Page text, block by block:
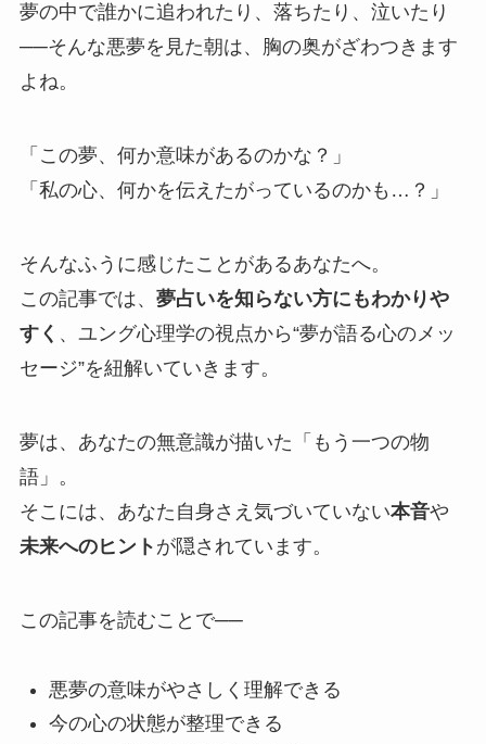
夢の中で誰かに追われたり、落ちたり、泣いたり
──そんな悪夢を見た朝は、胸の奥がざわつきます
よね。
「この夢、何か意味があるのかな？」
「私の心、何かを伝えたがっているのかも…？」
そんなふうに感じたことがあるあなたへ。
この記事では、 夢占いを知らない方にもわかりや
すく 、ユング心理学の視点から“夢が語る心のメッ
セージ”を紐解いていきます。
夢は、あなたの無意識が描いた「もう一つの物
語」。
そこには、あなた自身さえ気づいていない本音や
未来へのヒント が隠されています。
この記事を読むことで──
悪夢の意味がやさしく理解できる
今の心の状態が整理できる